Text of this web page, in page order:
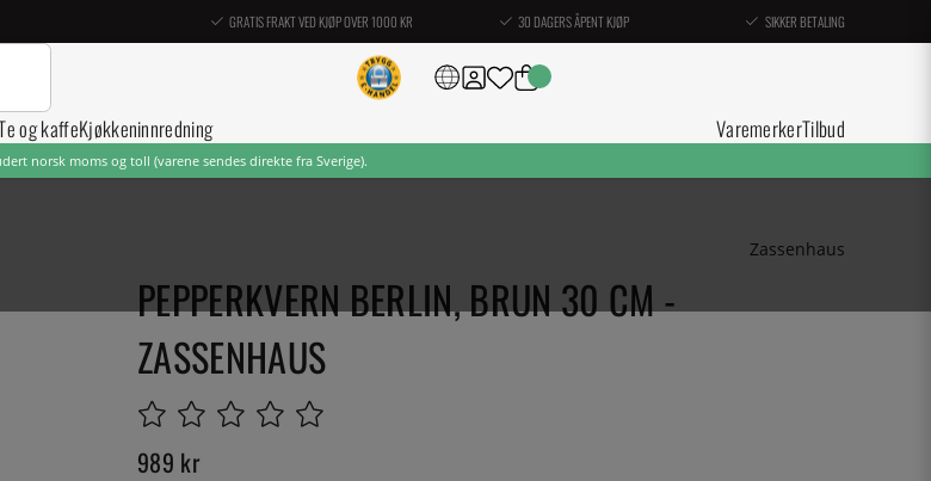
GRATIS FRAKT VED KJØP OVER 1000 KR 30 DAGERS ÅPENT KJØP SIKKER BETALING
og kaffeKjøkkeninnredning VaremerkerTilbud
norsk moms og toll (varene sendes direkte fra Sverige).
Zassenhaus
PEPPERKVERN BERLIN, BRUN 30 CM -
ZASSENHAUS
989 kr